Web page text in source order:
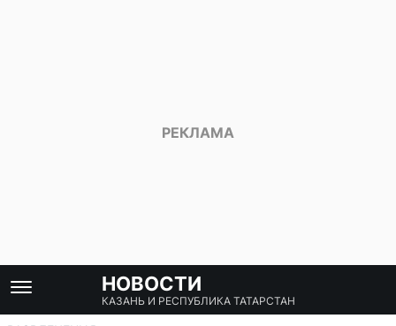
НОВОСТИ
КАЗАНЬ И РЕСПУБЛИКА ТАТАРСТАН